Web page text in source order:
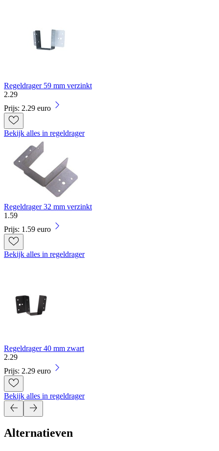
Regeldrager 59 mm verzinkt
2.29
Prijs: 2.29 euro
Bekijk alles in regeldrager
Regeldrager 32 mm verzinkt
1 .59
Prijs: 1.59 euro
Bekijk alles in regeldrager
Regeldrager 40 mm zwart
2.29
Prijs: 2.29 euro
Bekijk alles in regeldrager
Alternatieven